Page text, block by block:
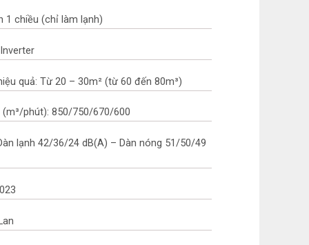
1 chiều (chỉ làm lạnh)
quả: Từ 20 – 30m² (từ 60 đến 80m³)
(m³/phút): 850/750/670/600
lạnh 42/36/24 dB(A) – Dàn nóng 51/50/49